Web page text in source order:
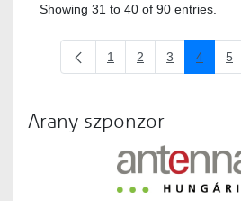
Showing 31 to 40 of 90 entries.
Page
1 Page
2 Page
3 Page
4 5
Arany szponzor